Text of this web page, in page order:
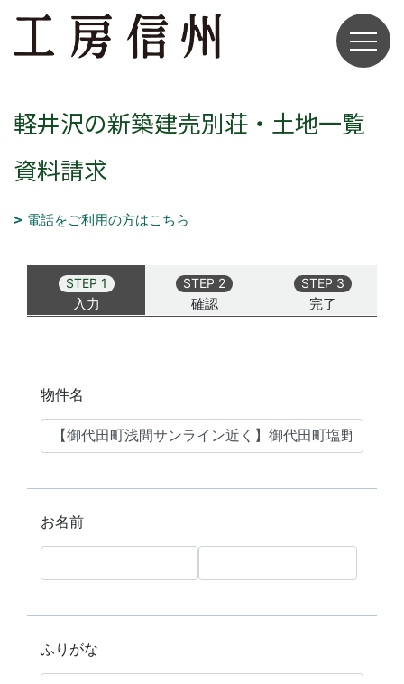
軽井沢の新築建売別荘・土地一覧
資料請求
電話をご利用の方はこちら